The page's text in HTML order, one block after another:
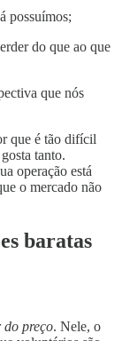
possuímos;
do que ao que
que nós
que é tão difícil
tanto.
operação está
o mercado não
baratas
do preço. Nele, o